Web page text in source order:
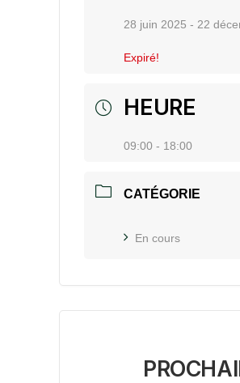
28 juin 2025 - 22
Expiré!
HEURE
09:00 - 18:00
CATÉGORIE
En cours